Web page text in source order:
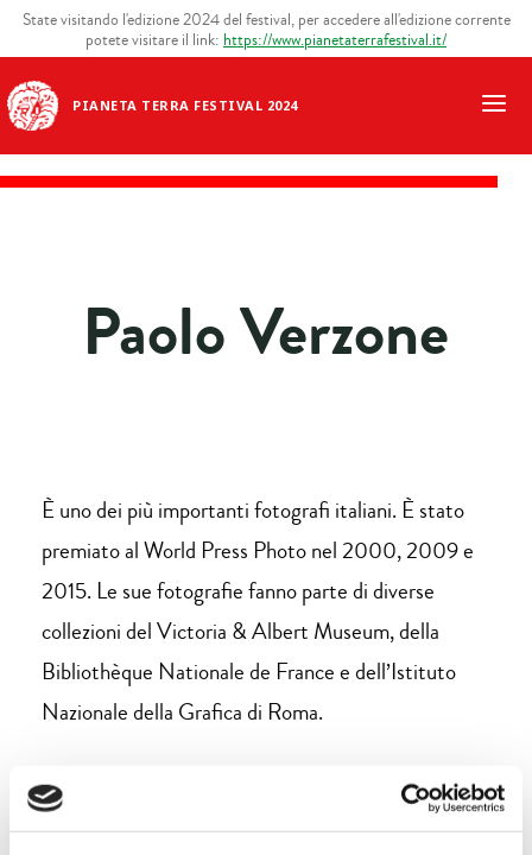
PIANETA TERRA FESTIVAL 2024
State visitando l'edizione 2024 del festival, per accedere all'edizione corrente
potete visitare il link: https://www.pianetaterrafestival.it/
Paolo Verzone
È uno dei più importanti fotografi italiani. È stato
premiato al World Press Photo nel 2000, 2009 e
2015. Le sue fotografie fanno parte di diverse
collezioni del Victoria & Albert Museum, della
Bibliothèque Nationale de France e dell’Istituto
Nazionale della Grafica di Roma.